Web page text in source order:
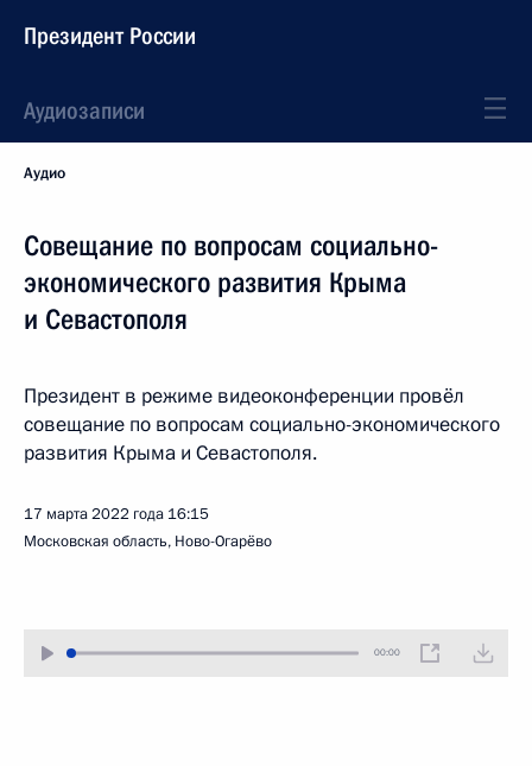
Президент России
Аудиозаписи
Аудио
Совещание по вопросам социально-
экономического развития Крыма
и Севастополя
Президент в режиме видеоконференции провёл
совещание по вопросам социально-экономического
развития Крыма и Севастополя.
17 марта 2022 года 16:15
Московская область, Ново-Огарёво
00:00